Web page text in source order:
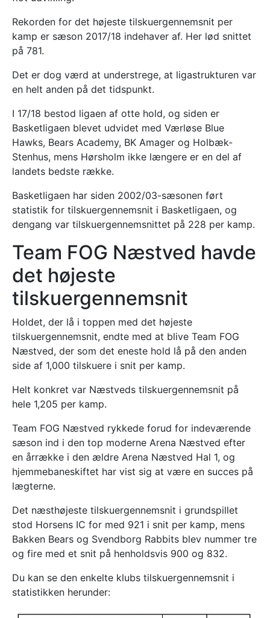
Rekorden for det højeste tilskuergennemsnit per
kamp er sæson 2017/18 indehaver af. Her lød snittet
på 781.
Det er dog værd at understrege, at ligastrukturen var
en helt anden på det tidspunkt.
I 17/18 bestod ligaen af otte hold, og siden er
Basketligaen blevet udvidet med Værløse Blue
Hawks, Bears Academy, BK Amager og Holbæk-
Stenhus, mens Hørsholm ikke længere er en del af
landets bedste række.
Basketligaen har siden 2002/03-sæsonen ført
statistik for tilskuergennemsnit i Basketligaen, og
dengang var tilskuergennemsnittet på 228 per kamp.
Team FOG Næstved havde
det højeste
tilskuergennemsnit
Holdet, der lå i toppen med det højeste
tilskuergennemsnit, endte med at blive Team FOG
Næstved, der som det eneste hold lå på den anden
side af 1,000 tilskuere i snit per kamp.
Helt konkret var Næstveds tilskuergennemsnit på
hele 1,205 per kamp.
Team FOG Næstved rykkede forud for indeværende
sæson ind i den top moderne Arena Næstved efter
en årrække i den ældre Arena Næstved Hal 1, og
hjemmebaneskiftet har vist sig at være en succes på
lægterne.
Det næsthøjeste tilskuergennemsnit i grundspillet
stod Horsens IC for med 921 i snit per kamp, mens
Bakken Bears og Svendborg Rabbits blev nummer tre
og fire med et snit på henholdsvis 900 og 832.
Du kan se den enkelte klubs tilskuergennemsnit i
statistikken herunder: